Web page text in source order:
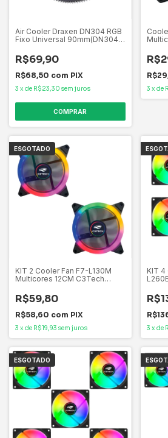
Air Cooler Draxen DN304 RGB
Fixo Universal 90mm(DN304)
R$69,90
R$68,50 com PIX
3 x de R$23,30 sem juros
Pinos
3 x de
ESGOTADO
KIT 2 Cooler Fan F7-L130M
Multicores 12CM C3Tech
Pinos Rolamento: Hidráulico
R$59,80
R$58,60 com PIX
3 x de R$19,93 sem juros
KIT 4
3 x de
ESGOTADO